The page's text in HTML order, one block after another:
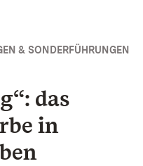
& SONDERFÜHRUNGEN
das
in